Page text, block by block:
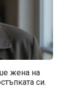
жена на
си.